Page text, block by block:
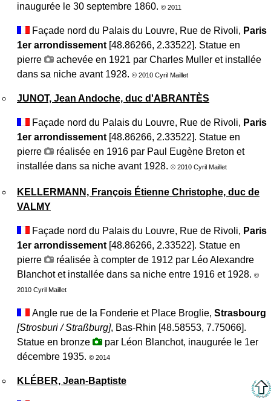
inaugurée le 30 septembre 1860. © 2011
Façade nord du Palais du Louvre, Rue de Rivoli, Paris
1er arrondissement [48.86266, 2.33522]. Statue en
pierre
achevée en 1921 par Charles Muller et installée
dans sa niche avant 1928. © 2010 Cyril Maillet
JUNOT, Jean Andoche, duc d'ABRANTÈS
Façade nord du Palais du Louvre, Rue de Rivoli, Paris
1er arrondissement [48.86266, 2.33522]. Statue en
pierre
réalisée en 1916 par Paul Eugène Breton et
installée dans sa niche avant 1928. © 2010 Cyril Maillet
KELLERMANN, François Étienne Christophe, duc de
VALMY
Façade nord du Palais du Louvre, Rue de Rivoli, Paris
1er arrondissement [48.86266, 2.33522]. Statue en
pierre
réalisée à compter de 1912 par Léo Alexandre
Blanchot et installée dans sa niche entre 1916 et 1928. ©
2010 Cyril Maillet
Angle rue de la Fonderie et Place Broglie, Strasbourg
[Strosburi / Straßburg], Bas-Rhin [48.58553, 7.75066].
Statue en bronze
par Léon Blanchot, inaugurée le 1er
décembre 1935. © 2014
KLÉBER, Jean-Baptiste